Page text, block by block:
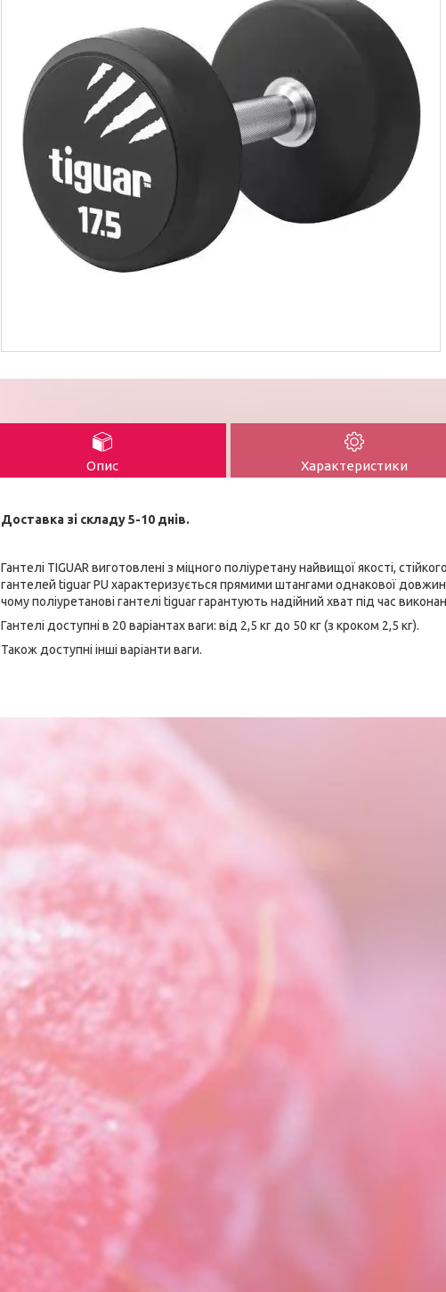
Опис Характеристики
Доставка зі складу 5-10 днів.
Гантелі TIGUAR виготовлені з міцного поліуретану найвищої якості,
гантелей tiguar PU характеризується прямими штангами однакової
чому поліуретанові гантелі tiguar гарантують надійний хват під час
Гантелі доступні в 20 варіантах ваги: від 2,5 кг до 50 кг (з кроком 2,5 кг).
Також доступні інші варіанти ваги.